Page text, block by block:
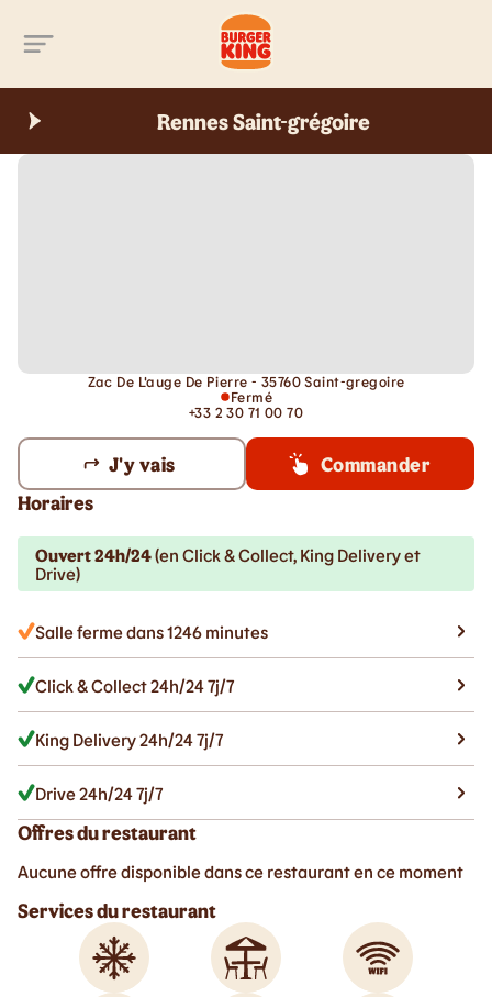
Rennes Saint-grégoire
Zac De L'auge De Pierre - 35760 Saint-gregoire
Fermé
+33 2 30 71 00 70
J'y vais
Commander
Horaires
Ouvert 24h/24(en Click & Collect, King Delivery et
Drive)
Salle ferme dans 1246 minutes
Click & Collect 24h/24 7j/7
King Delivery 24h/24 7j/7
Drive 24h/24 7j/7
Offres du restaurant
Aucune offre disponible dans ce restaurant en ce moment
Services du restaurant